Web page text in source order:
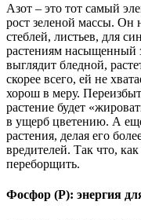
Азот – это тот самый
рост зеленой массы. Он
стеблей, листьев, для
растениям насыщенный
выглядит бледной,
скорее всего, ей не
хорош в меру.
растение будет
в ущерб цветению. А
растения, делая его
вредителей. Так что,
переборщить.
Фосфор (P): энергия